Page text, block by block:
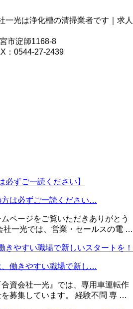
一光は浄化槽の清掃業者です｜求人
市淀師1168-8
：0544-27-2439
方は必ずご一読ください…
ページをご覧いただきありがとう
社一光では、営業・セールスの電 …
、働きやすい職場で新し…
資会社一光』では、専用車運転作
募集しています。 経験不問 専 …